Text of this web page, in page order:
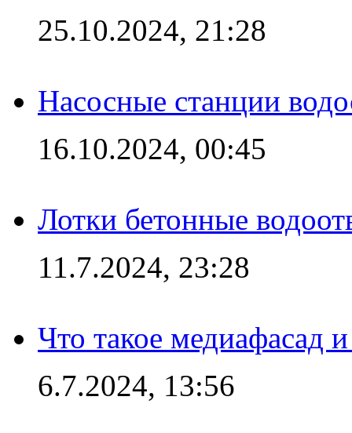
25.10.2024, 21:28
Насосные станции
16.10.2024, 00:45
Лотки бетонные
11.7.2024, 23:28
Что такое медиафасад
6.7.2024, 13:56